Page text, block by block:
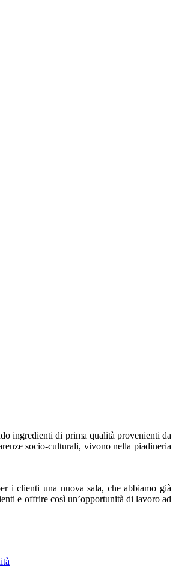
ingredienti di prima qualità provenienti da
socio-culturali, vivono nella piadineria
i clienti una nuova sala, che abbiamo già
e offrire così un’opportunità di lavoro ad